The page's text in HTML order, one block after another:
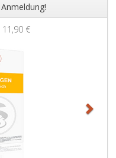
Anmeldung!
11,90 €